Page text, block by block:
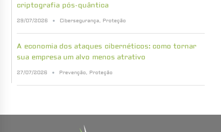
criptografia pós-quântica
29/07/2026 Cibersegurança Proteção
A economia dos ataques cibernéticos: como tornar
sua empresa um alvo menos atrativo
27/07/2026 Prevenção Proteção